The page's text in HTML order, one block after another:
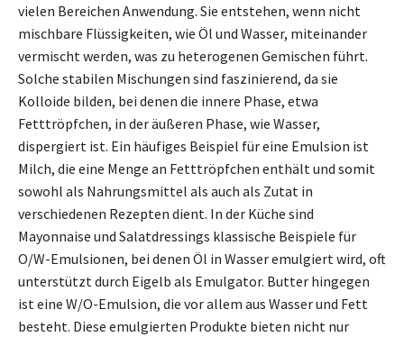
vielen Bereichen Anwendung. Sie entstehen, wenn nicht
mischbare Flüssigkeiten, wie Öl und Wasser, miteinander
vermischt werden, was zu heterogenen Gemischen führt.
Solche stabilen Mischungen sind faszinierend, da sie
Kolloide bilden, bei denen die innere Phase, etwa
Fetttröpfchen, in der äußeren Phase, wie Wasser,
dispergiert ist. Ein häufiges Beispiel für eine Emulsion ist
Milch, die eine Menge an Fetttröpfchen enthält und somit
sowohl als Nahrungsmittel als auch als Zutat in
verschiedenen Rezepten dient. In der Küche sind
Mayonnaise und Salatdressings klassische Beispiele für
O/W-Emulsionen, bei denen Öl in Wasser emulgiert wird, oft
unterstützt durch Eigelb als Emulgator. Butter hingegen
ist eine W/O-Emulsion, die vor allem aus Wasser und Fett
besteht. Diese emulgierten Produkte bieten nicht nur